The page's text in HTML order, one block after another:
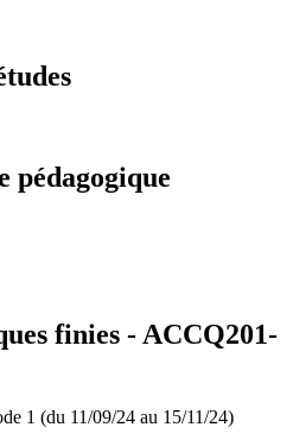
pédagogique
finies - ACCQ201-
1 (du 11/09/24 au 15/11/24)